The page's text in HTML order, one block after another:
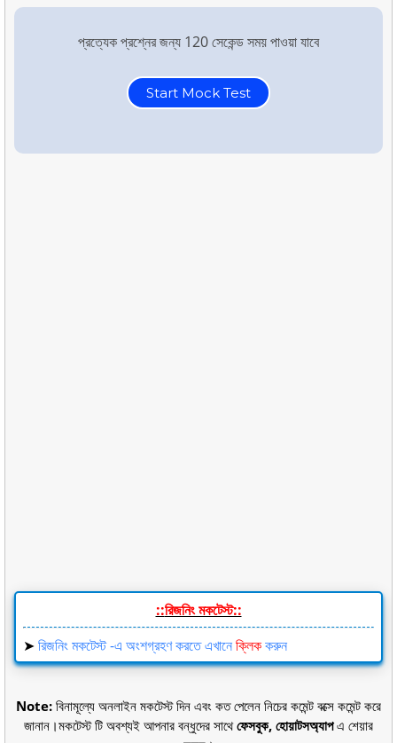
প্রত্যেক প্রশ্নের জন্য 120 সেকেন্ড সময় পাওয়া যাবে
Start Mock Test
::রিজনিং মকটেস্ট::
➤রিজনিং মকটেস্ট -এ অংশগ্রহণ করতে এখানেক্লিককরুন
Note: বিনামূল্যে অনলাইন মকটেস্ট দিন এবং কত পেলেন নিচের কমেন্ট বক্সে কমেন্ট করে
জানান।মকটেস্ট টি অবশ্যই আপনার বন্ধুদের সাথেফেসবুক, হোয়াটসঅ্যাপএ শেয়ার